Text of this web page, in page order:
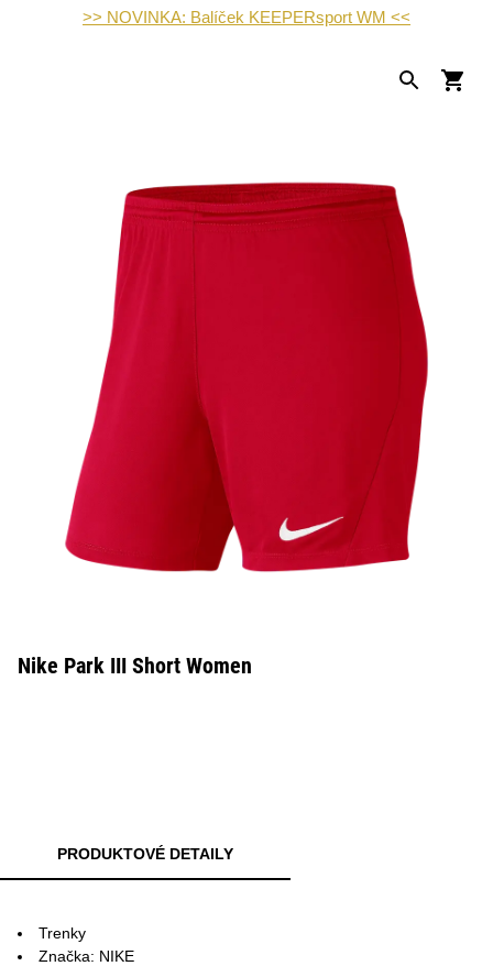
>> NOVINKA: Balíček KEEPERsport WM <<
Nike Park III Short Women
PRODUKTOVÉ DETAILY
Trenky
Značka: NIKE